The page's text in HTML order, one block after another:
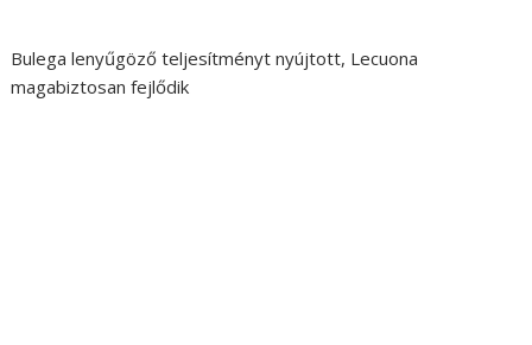
Bulega lenyűgöző teljesítményt nyújtott, Lecuona
magabiztosan fejlődik